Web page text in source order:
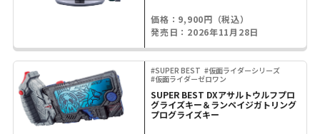
価格：9,900円（税込）
発売日：2026年11月28日
#SUPER BEST #仮面ライダーシリーズ
#仮面ライダーゼロワン
SUPER BEST DXアサルトウルフプロ
グライズキー＆ランペイジガトリング
プログライズキー